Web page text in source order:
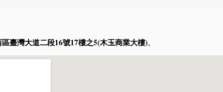
臺灣大道二段16號17樓之5(木玉商業大樓)。